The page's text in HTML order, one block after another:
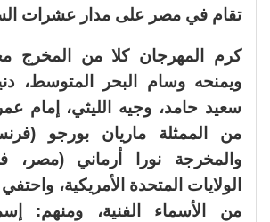
تقام في مصر على مدار عشرات
كرم المهرجان كلا من المخرج
ويمنحه وسام البحر المتوسط،
سعيد حامد، وجيه الليثي، إمام
من الممثلة ماريان بورجو
والمخرجة نورا أرماني (مصر،
الولايات المتحدة الأمريكية،
من الأسماء الفنية، ومنهم: